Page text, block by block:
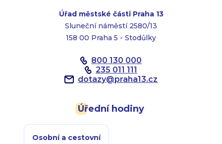
Úřad městské části Praha 13
Sluneční náměstí 2580/13
158 00 Praha 5 - Stodůlky
800 130 000
235 011 111
dotazy@praha13.cz
Úřední hodiny
Osobní a cestovní